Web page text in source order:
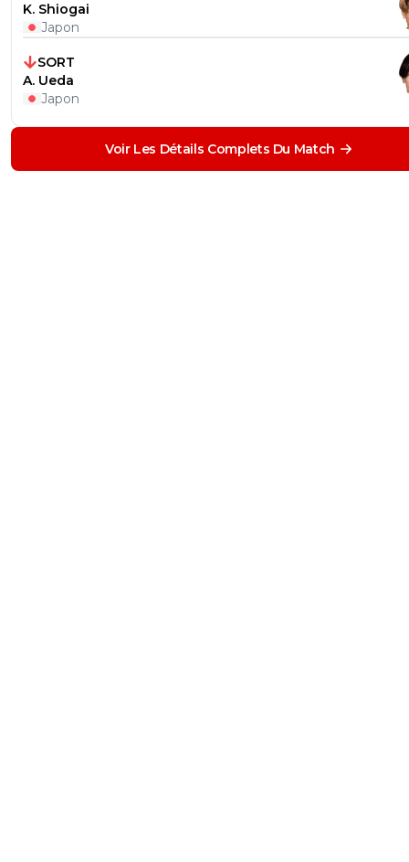
K. Shiogai
Japon
SORT
A. Ueda
Japon
Voir Les Détails Complets Du Match